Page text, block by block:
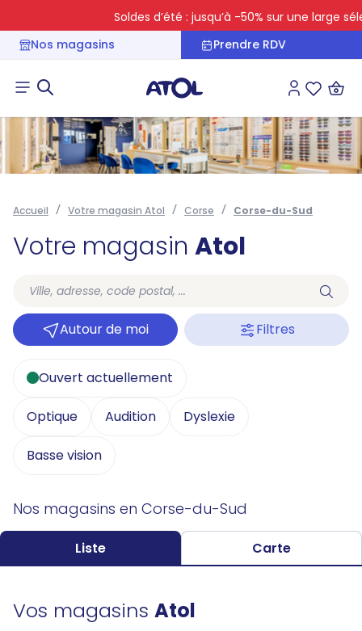
Soldes d’été : jusqu’à -50% sur une large
Nos magasins
Prendre RDV
Connexion
Accueil Votre magasin Atol Corse Corse-du-Sud
Votre magasin Atol
Autour de moi Filtres
Ouvert actuellement
Optique Audition Dyslexie
Basse vision
Nos magasins en Corse-du-Sud
Liste Carte
Vos magasins Atol